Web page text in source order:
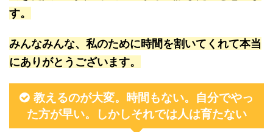
す。
みんなみんな、私のために時間を割いてくれて本当
にありがとうございます。
教えるのが大変。時間もない。自分でやっ
た方が早い。しかしそれでは人は育たない